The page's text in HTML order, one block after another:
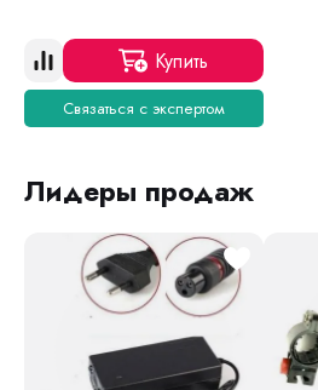
Купить
Связаться с экспертом
Лидеры продаж